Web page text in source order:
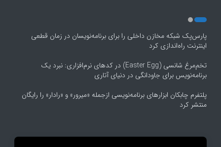
پارس‌پک شبکه مخازن داخلی را برای برنامه‌نویسان در زمان قطعی
اینترنت راه‌اندازی کرد
تخم‌مرغ شانسی (Easter Egg) در کدهای نرم‌افزاری: نبرد یک
برنامه‌نویس برای جاودانگی در دنیای آتاری
پلتفرم چابکان ابزارهای برنامه‌نویسی ازجمله «میرور» و «رادار» را رایگان
منتشر کرد